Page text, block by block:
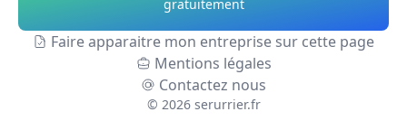
Urgence Serrurier
Urgence Serrurier
Urgence Serrurier
Hautes-Alpes
gratuitement
Faire apparaitre mon entreprise sur cette page
Mentions légales
Contactez nous
© 2026 serurrier.fr